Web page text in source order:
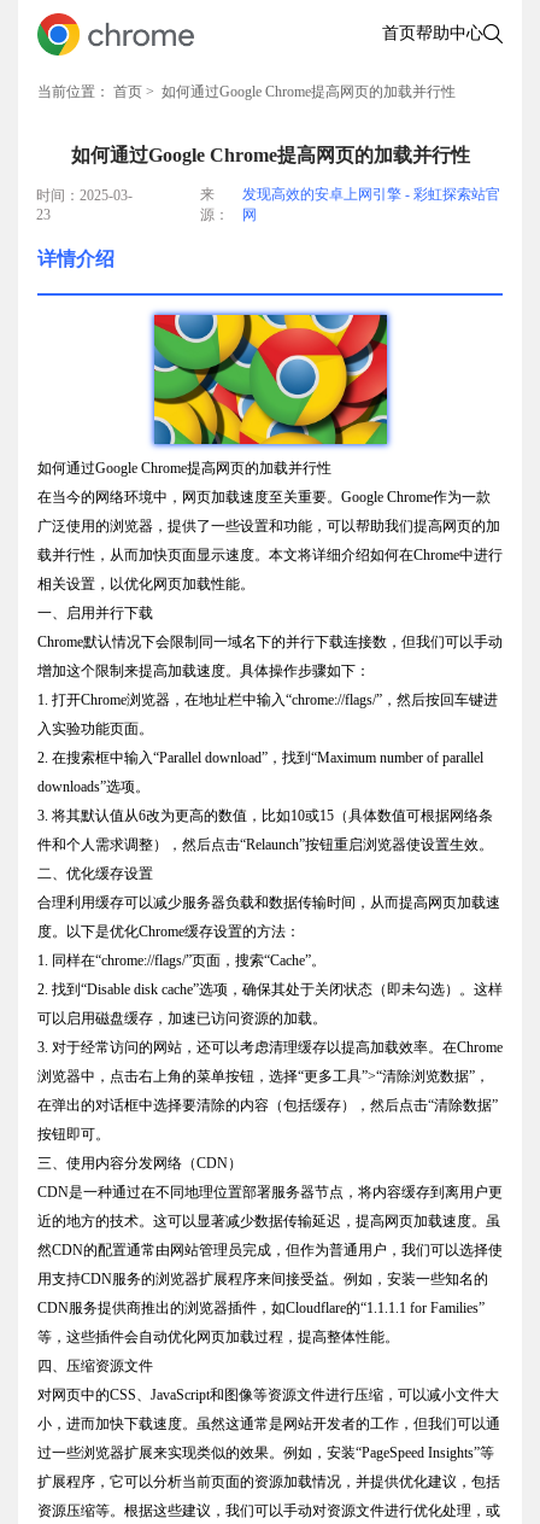
首页帮助中心
当前位置： 首页 > 如何通过Google Chrome提高网页的加载并行性
如何通过Google Chrome提高网页的加载并行性
时间：2025-03-
23
来
源：
发现高效的安卓上网引擎 - 彩虹探索站官
网
详情介绍
如何通过Google Chrome提高网页的加载并行性
在当今的网络环境中，网页加载速度至关重要。Google Chrome作为一款
广泛使用的浏览器，提供了一些设置和功能，可以帮助我们提高网页的加
载并行性，从而加快页面显示速度。本文将详细介绍如何在Chrome中进行
相关设置，以优化网页加载性能。
一、启用并行下载
Chrome默认情况下会限制同一域名下的并行下载连接数，但我们可以手动
增加这个限制来提高加载速度。具体操作步骤如下：
1. 打开Chrome浏览器，在地址栏中输入“chrome://flags/”，然后按回车键进
入实验功能页面。
2. 在搜索框中输入“Parallel download”，找到“Maximum number of parallel
downloads”选项。
3. 将其默认值从6改为更高的数值，比如10或15（具体数值可根据网络条
件和个人需求调整），然后点击“Relaunch”按钮重启浏览器使设置生效。
二、优化缓存设置
合理利用缓存可以减少服务器负载和数据传输时间，从而提高网页加载速
度。以下是优化Chrome缓存设置的方法：
1. 同样在“chrome://flags/”页面，搜索“Cache”。
2. 找到“Disable disk cache”选项，确保其处于关闭状态（即未勾选）。这样
可以启用磁盘缓存，加速已访问资源的加载。
3. 对于经常访问的网站，还可以考虑清理缓存以提高加载效率。在Chrome
浏览器中，点击右上角的菜单按钮，选择“更多工具”>“清除浏览数据”，
在弹出的对话框中选择要清除的内容（包括缓存），然后点击“清除数据”
按钮即可。
三、使用内容分发网络（CDN）
CDN是一种通过在不同地理位置部署服务器节点，将内容缓存到离用户更
近的地方的技术。这可以显著减少数据传输延迟，提高网页加载速度。虽
然CDN的配置通常由网站管理员完成，但作为普通用户，我们可以选择使
用支持CDN服务的浏览器扩展程序来间接受益。例如，安装一些知名的
CDN服务提供商推出的浏览器插件，如Cloudflare的“1.1.1.1 for Families”
等，这些插件会自动优化网页加载过程，提高整体性能。
四、压缩资源文件
对网页中的CSS、JavaScript和图像等资源文件进行压缩，可以减小文件大
小，进而加快下载速度。虽然这通常是网站开发者的工作，但我们可以通
过一些浏览器扩展来实现类似的效果。例如，安装“PageSpeed Insights”等
扩展程序，它可以分析当前页面的资源加载情况，并提供优化建议，包括
资源压缩等。根据这些建议，我们可以手动对资源文件进行优化处理，或